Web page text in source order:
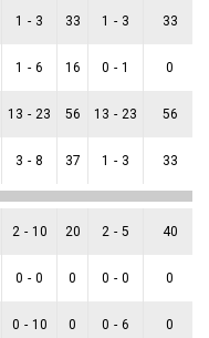
1 - 3 33 1 - 3 33
1 - 6 16 0 - 1 0
13 - 23 56 13 - 23 56
3 - 8 37 1 - 3 33
2 - 10 20 2 - 5 40
0 - 0 0 0 - 0 0
0 - 10 0 0 - 6 0